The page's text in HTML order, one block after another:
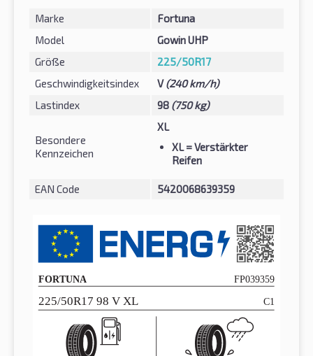
Marke
Fortuna
Model
Gowin UHP
Größe
225/50R17
Geschwindigkeitsindex
V(240 km/h)
Lastindex
98 (750 kg)
Besondere
Kennzeichen
XL
XL= Verstärkter
Reifen
EAN Code 5420068639359